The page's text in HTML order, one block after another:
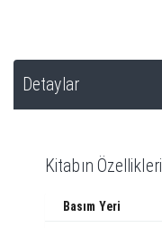
Detaylar
Kitabın Özellikleri
Basım Yeri